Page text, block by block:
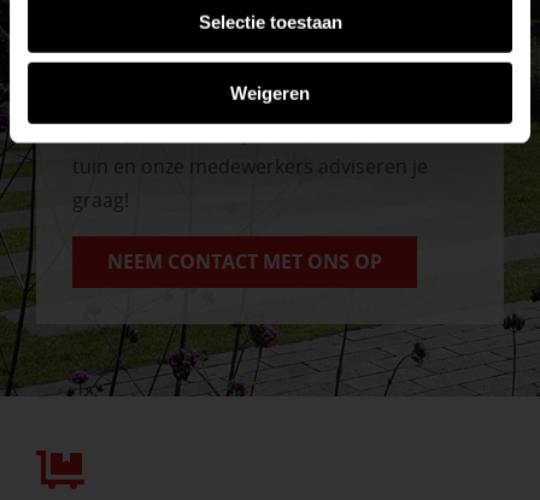
Selectie toestaan
Weigeren
Vrijblijvend advies?
Geen probleem, wij hebben alles voor uw
tuin en onze medewerkers adviseren je
graag!
NEEM CONTACT MET ONS OP